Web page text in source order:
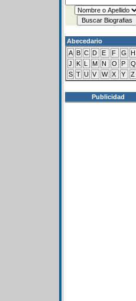
Abecedario
A B C D E F G H
J
K L M N O P Q
S T U V W X Y Z
Publicidad